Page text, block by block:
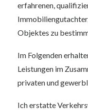
erfahrenen,
Objektes zu
Im Folgenden
Leistungen im
privaten und
Ich erstatte